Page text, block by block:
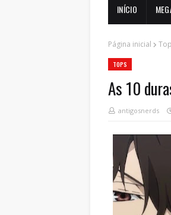
INÍCIO
Página inicial
TOPS
As 10
antigosnerds